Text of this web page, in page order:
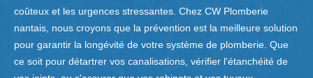
coûteux et les urgences stressantes. Chez CW Plomberie
nantais, nous croyons que la prévention est la meilleure solution
pour garantir la longévité de votre système de plomberie. Que
ce soit pour détartrer vos canalisations, vérifier l'étanchéité de